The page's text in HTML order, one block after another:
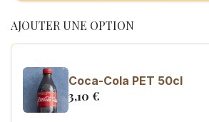
AJOUTER UNE OPTION
Coca-Cola PET 50cl
3,10 €